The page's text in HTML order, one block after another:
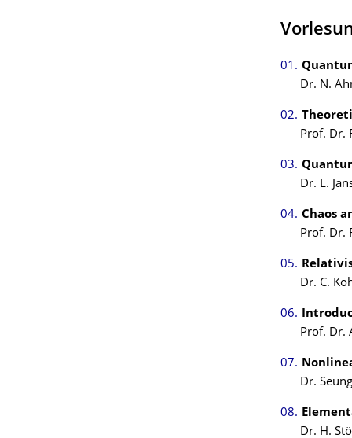
Dr. N.
Prof. Dr.
Dr. L.
Chaos
Prof. Dr.
Dr. C.
Prof. Dr.
Dr.
Dr. H.